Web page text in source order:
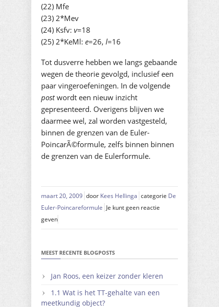
(22) Mfe
(23) 2*Mev
(24) Ksfv: v=18
(25) 2*KeMl: e=26, l=16
Tot dusverre hebben we langs gebaande
wegen de theorie gevolgd, inclusief een
paar vingeroefeningen. In de volgende
postwordt een nieuw inzicht
gepresenteerd. Overigens blijven we
daarmee wel, zal worden vastgesteld,
binnen de grenzen van de Euler-
PoincarÃ©formule, zelfs binnen binnen
de grenzen van de Eulerformule.
maart 20, 2009 door Kees Hellinga categorie De
Euler-Poincareformule Je kunt geen reactie
geven
MEEST RECENTE BLOGPOSTS
Jan Roos, een keizer zonder kleren
1.1 Wat is het TT-gehalte van een
meetkundig object?